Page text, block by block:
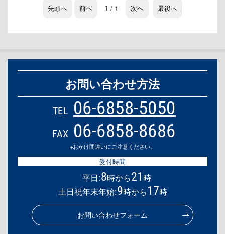
先頭へ 前へ 1 / 1 次へ 最後へ
お問い合わせ方法
TEL 06-6858-5050
FAX 06-6858-8686
※おかけ間違いにご注意ください。
受付時間
平日:8時から21 時
土日祝年末年始:9時から17時
お問い合わせフォーム